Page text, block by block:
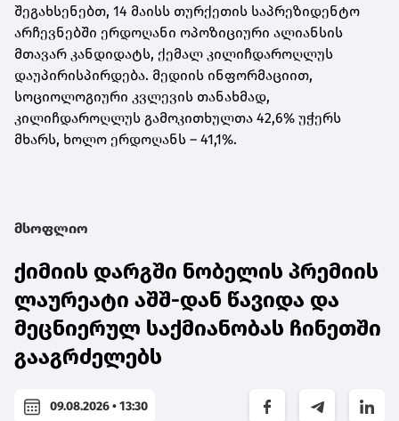
შეგახსენებთ, 14 მაისს თურქეთის საპრეზიდენტო
არჩევნებში ერდოღანი ოპოზიციური ალიანსის
მთავარ კანდიდატს, ქემალ კილიჩდაროღლუს
დაუპირისპირდება. მედიის ინფორმაციით,
სოციოლოგიური კვლევის თანახმად,
კილიჩდაროღლუს გამოკითხულთა 42,6% უჭერს
მხარს, ხოლო ერდოღანს – 41,1%.
მსოფლიო
ქიმიის დარგში ნობელის პრემიის
ლაურეატი აშშ-დან წავიდა და
მეცნიერულ საქმიანობას ჩინეთში
გააგრძელებს
09.08.2026 • 13:30